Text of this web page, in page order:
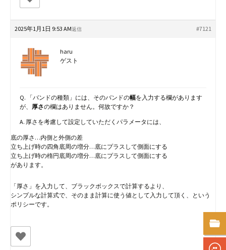
2025年1月1日 9:53 AM #7121
返信
haru
ゲスト
Q. 「バンドの種類」には、そのバンドの幅を入力する欄があります
が、 厚さの欄はありません。何故ですか？
A. 厚さを考慮して設定していただくパラメータには、
底の厚さ…内側と外側の差
立ち上げ時の四角底周の増分…底にプラスして側面にする
立ち上げ時の楕円底周の増分…底にプラスして側面にする
があります。
「厚さ」を入力して、ブラックボックスで計算するより、
シンプルな計算式で、そのまま計算に使う値として入力して頂く、という
ポリシーです。